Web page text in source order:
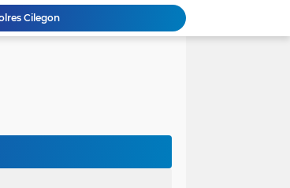
Cilegon
DIRINTELKAM Polda
GWI Desak Polisi Usut Tuntas Jaringan Peredaran Obat Keras Daftar G di Pamulang